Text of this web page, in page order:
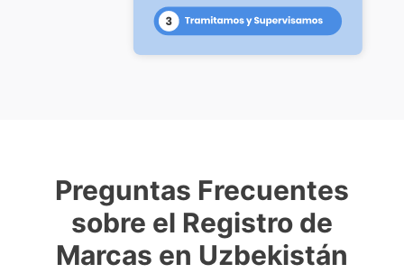
Preguntas Frecuentes
sobre el Registro de
Marcas en Uzbekistán